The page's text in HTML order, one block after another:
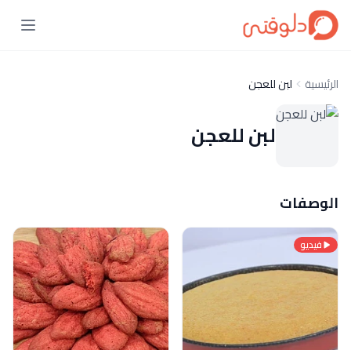
الرئيسية لبن للعجن
لبن للعجن
الوصفات
فيديو